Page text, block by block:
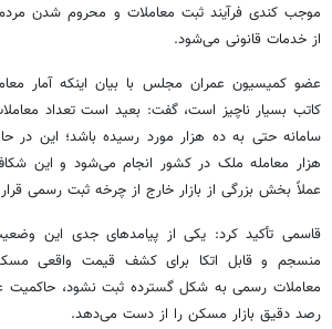
موجب کندی فرآیند ثبت معاملات و محروم شدن
از خدمات قانونی می‌شود.
عضو کمیسیون عمران مجلس با بیان اینکه آمار
کاتب بسیار ناچیز است، گفت: بعید است تعداد
سامانه حتی به ده هزار مورد رسیده باشد؛ این در
هزار معامله ملک در کشور انجام می‌شود و این
عملاً بخش بزرگی از بازار خارج از چرخه ثبت رسمی قرار
قاسمی تأکید کرد: یکی از پیامدهای جدی این
منسجم و قابل اتکا برای کشف قیمت واقعی
معاملات رسمی به شکل گسترده ثبت نشود، حاکمیت
رصد دقیق بازار مسکن را از دست می‌دهد.